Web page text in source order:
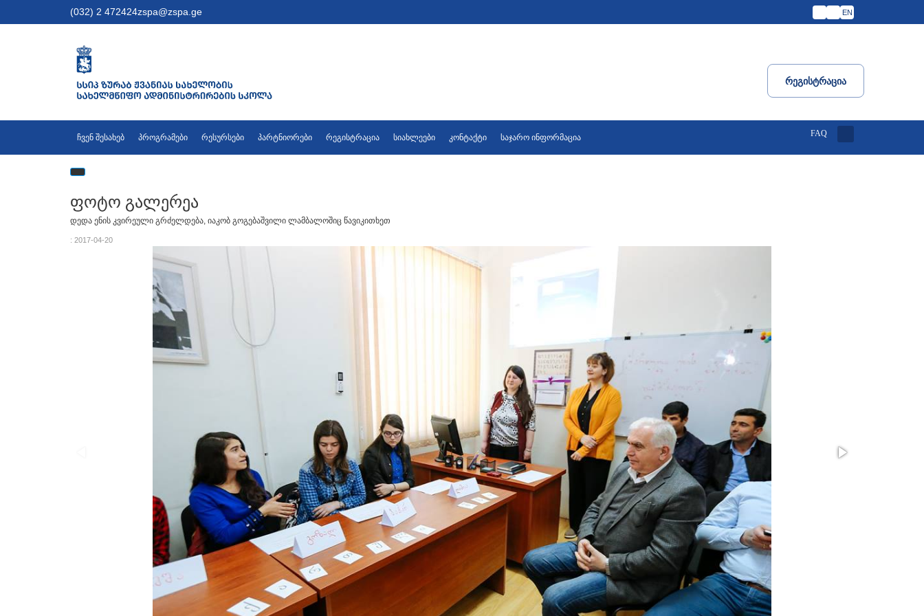
(032) 2 472424zspa@zspa.ge EN
Რეგისტრაცია
ჩვენ შესახებ პროგრამები რესურსები პარტნიორები რეგისტრაცია სიახლეები კონტაქტი საჯარო ინფორმაცია FAQ
ფოტო გალერეა
დედა ენის კვირეული გრძელდება, იაკობ გოგებაშვილი ლამბალოშიც წავიკითხეთ
: 2017-04-20